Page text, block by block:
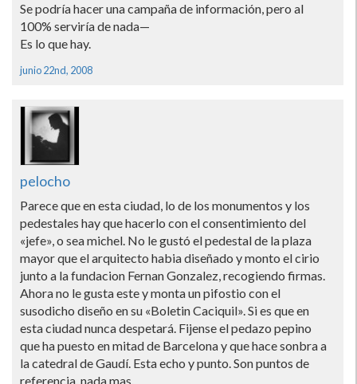
Se podrí­a hacer una campaña de información, pero al
100% servirí­a de nada—
Es lo que hay.
junio 22nd, 2008
pelocho
Parece que en esta ciudad, lo de los monumentos y los
pedestales hay que hacerlo con el consentimiento del
«jefe», o sea michel. No le gustó el pedestal de la plaza
mayor que el arquitecto habia diseñado y monto el cirio
junto a la fundacion Fernan Gonzalez, recogiendo firmas.
Ahora no le gusta este y monta un pifostio con el
susodicho diseño en su «Boletin Caciquil». Si es que en
esta ciudad nunca despetará. Fijense el pedazo pepino
que ha puesto en mitad de Barcelona y que hace sonbra a
la catedral de Gaudí­. Esta echo y punto. Son puntos de
referencia, nada mas.